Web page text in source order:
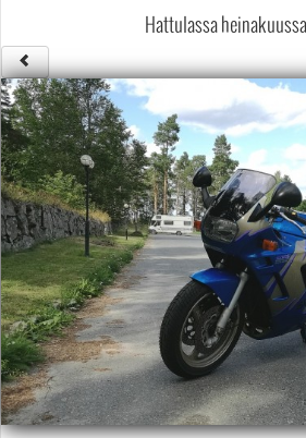
Säännöt ja ohjeet
Uudet ajoneuvot
Uudet kuvat
Uudet videot
Uudet kommentit
MYYDÄÄN
Haku
Ohjeet
Ajoneuvot
Osat
TIETOPANKKI
TAPAHTUMAT
MP15 kuvia
MP14 kuvia
MP13 kuvia
ACS 2015 kuvia
Lisää uusi tapahtuma
Hattulassa